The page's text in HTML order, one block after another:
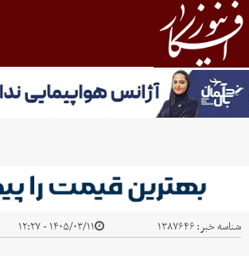
شناسه خبر:۱۳۸۷۶۴۶ ۱۴۰۵/۰۳/۱۱ - ۱۲:۲۷